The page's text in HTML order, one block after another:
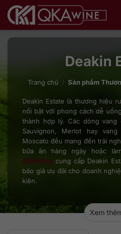
qua
dung
Deakin
Trang chủ / Sản phẩm
Deakin Estate là thương hiệu
nổi bật với phong cách dễ
thành hợp lý. Các dòng vang
Sauvignon, Merlot hay
Moscato đều mang đến trải
bữa ăn hàng ngày hoặc
QKAWine cung cấp Deakin
báo giá ưu đãi cho doanh
kiện.
Xem